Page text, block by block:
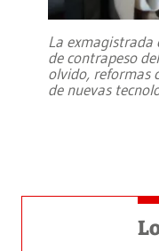
La
de contrapeso
olvido, reformas
de nuevas